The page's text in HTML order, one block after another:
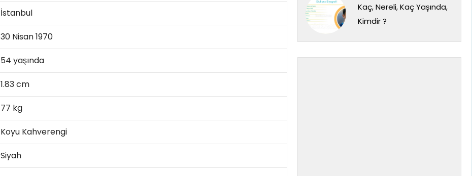
İstanbul
30 Nisan 1970
54 yaşında
1.83 cm
77 kg
Koyu Kahverengi
Siyah
Kaç, Nereli, Kaç Yaşında,
Kimdir ?